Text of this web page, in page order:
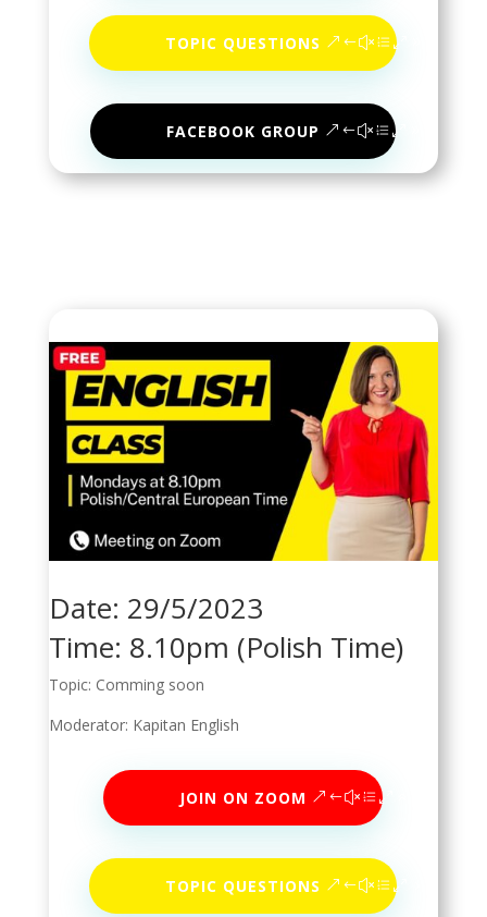
TOPIC QUESTIONS
FACEBOOK GROUP
Date: 29/5/2023
Time: 8.10pm (Polish Time)
Topic: Comming soon
Moderator: Kapitan English
JOIN ON ZOOM
TOPIC QUESTIONS